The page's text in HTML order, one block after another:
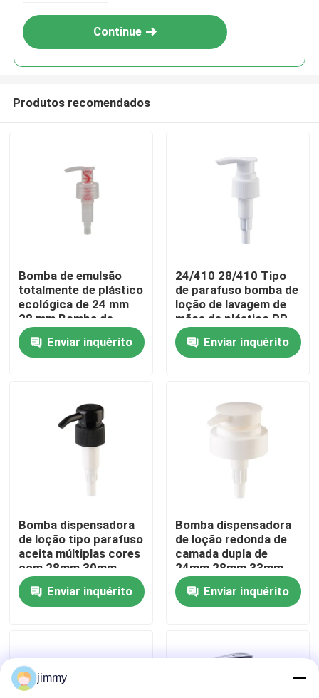
Casa
Produtos
Sobre nós
Contacte-nos
Notícia
mini pulverizador do disparador
Continue
Produtos recomendados
Bomba de emulsão
totalmente de plástico
ecológica de 24 mm
28 mm Bomba de
distribuição
reutilizável para
cuidados pessoais
Enviar inquérito
24/410 28/410 Tipo
de parafuso bomba de
loção de lavagem de
mãos de plástico PP
para cuidados
pessoaisEnviar inquérito
Bomba dispensadora
de loção tipo parafuso
aceita múltiplas cores
com 28mm 30mm
32mm 38mm
Enviar inquérito
Bomba dispensadora
de loção redonda de
camada dupla de
24mm 28mm 33mm
Aceita cor de injeção
personalizada
Enviar inquérito
jimmy